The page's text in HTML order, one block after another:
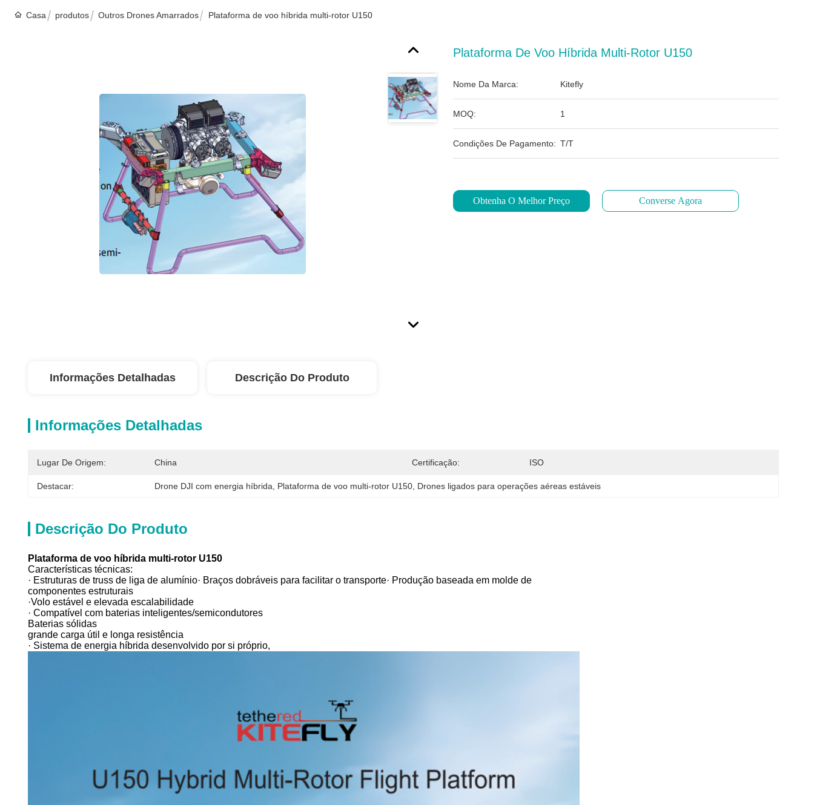
Casa produtos Outros Drones Amarrados Plataforma de voo híbrida multi-rotor U150
Plataforma De Voo Híbrida Multi-Rotor U150
Nome Da Marca: Kitefly
MOQ: 1
Condições De Pagamento: T/T
Obtenha O Melhor Preço Converse Agora
Informações Detalhadas Descrição Do Produto
Informações Detalhadas
Lugar De Origem: China Certificação: ISO
Destacar: Drone DJI com energia híbrida Plataforma de voo multi-rotor U150 Drones ligados para operações aéreas estáveis
Descrição Do Produto
Plataforma de voo híbrida multi-rotor U150
Características técnicas:
· Estruturas de truss de liga de alumínio· Braços dobráveis para facilitar o transporte· Produção baseada em molde de
componentes estruturais
·Volo estável e elevada escalabilidade
· Compatível com baterias inteligentes/semicondutores
Baterias sólidas
grande carga útil e longa resistência
· Sistema de energia híbrida desenvolvido por si próprio,